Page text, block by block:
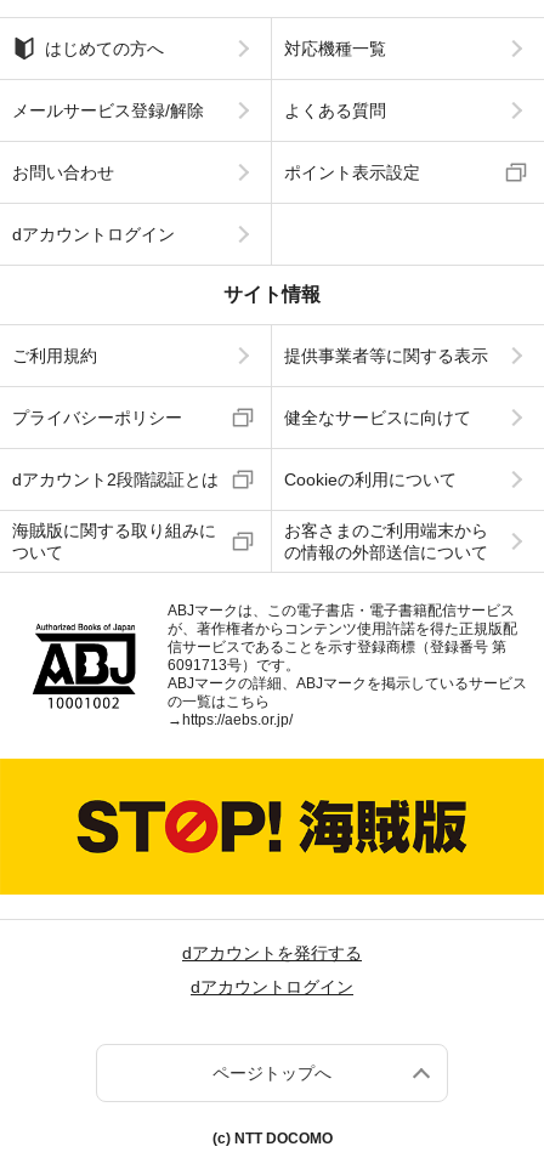
はじめての方へ 対応機種一覧
メールサービス登録/解除 よくある質問
お問い合わせ ポイント表示設定
dアカウントログイン
サイト情報
ご利用規約 提供事業者等に関する表示
プライバシーポリシー 健全なサービスに向けて
dアカウント2段階認証とは Cookieの利用について
海賊版に関する取り組みに
ついて
お客さまのご利用端末から
の情報の外部送信について
ABJマークは、この電子書店・電子書籍配信サービス
が、著作権者からコンテンツ使用許諾を得た正規版配
信サービスであることを示す登録商標（登録番号 第
6091713号）です。
ABJマークの詳細、ABJマークを掲示しているサービス
の一覧はこちら
→ https://aebs.or.jp/
dアカウントを発行する
dアカウントログイン
ページトップへ
(c) NTT DOCOMO